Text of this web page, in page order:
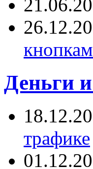
Деньги
трафике